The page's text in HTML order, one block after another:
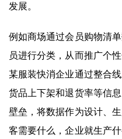
发展。
例如商场通过会员购物清
员进行分类，从而推广个
某服装快消企业通过整合
货品上下架和退货率等信
壁垒，将数据作为设计、
客需要什么，企业就生产